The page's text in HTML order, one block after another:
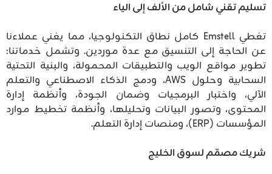
تسليم تقني شامل من الألف إلى الياء
تغطي Emstell كامل نطاق التكنولوجيا، مما يغني عملاءنا
عن الحاجة إلى التنسيق مع عدة موردين. وتشمل خدماتنا:
تطوير مواقع الويب والتطبيقات المحمولة، والبنية التحتية
السحابية وحلول AWS، ودمج الذكاء الاصطناعي والتعلم
الآلي، واختبار البرمجيات وضمان الجودة، وأنظمة إدارة
المحتوى، وتصور البيانات وتحليلها، وأنظمة تخطيط موارد
المؤسسات (ERP)، ومنصات إدارة التعلم.
شريك مصمّم لسوق الخليج